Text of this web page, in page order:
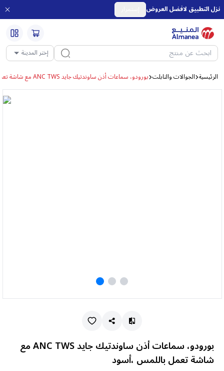
نزل التطبيق لافضل العروض
إختر المدينة
الرئيسية الجوالات والتابلت بورودو، سماعات أذن ساوندتيك جايد ANC TWS مع شاشة تعمل باللمس ،أسود
بورودو، سماعات أذن ساوندتيك جايد ANC TWS مع
شاشة تعمل باللمس ،أسود